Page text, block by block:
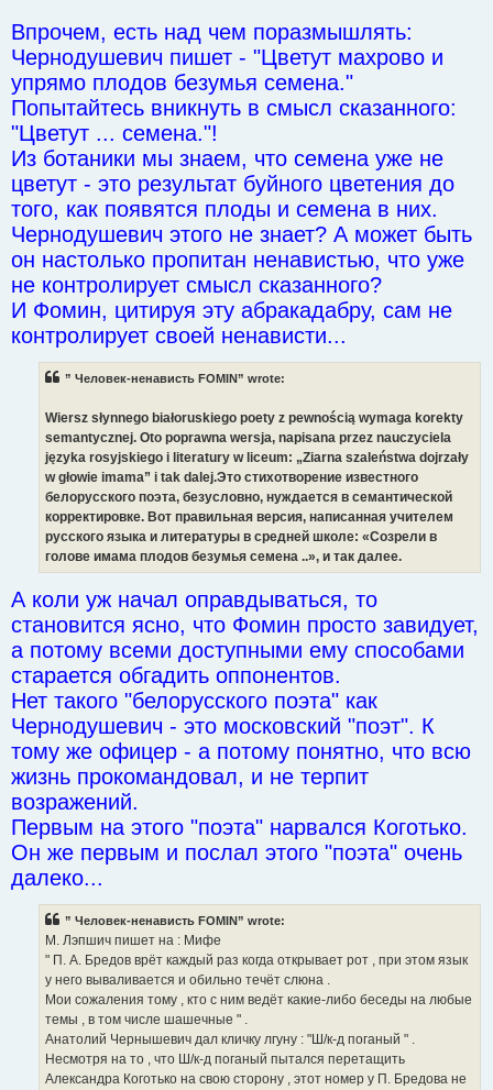
Впрочем, есть над чем поразмышлять:
Чернодушевич пишет - "Цветут махрово и
упрямо плодов безумья семена."
Попытайтесь вникнуть в смысл сказанного:
"Цветут ... семена."!
Из ботаники мы знаем, что семена уже не
цветут - это результат буйного цветения до
того, как появятся плоды и семена в них.
Чернодушевич этого не знает? А может быть
он настолько пропитан ненавистью, что уже
не контролирует смысл сказанного?
И Фомин, цитируя эту абракадабру, сам не
контролирует своей ненависти...
” Человек-ненависть FOMIN” wrote:
Wiersz słynnego białoruskiego poety z pewnością wymaga korekty
semantycznej. Oto poprawna wersja, napisana przez nauczyciela
języka rosyjskiego i literatury w liceum: „Ziarna szaleństwa dojrzały
w głowie imama” i tak dalej.Это стихотворение известного
белорусского поэта, безусловно, нуждается в семантической
корректировке. Вот правильная версия, написанная учителем
русского языка и литературы в средней школе: «Созрели в
голове имама плодов безумья семена ..», и так далее.
А коли уж начал оправдываться, то
становится ясно, что Фомин просто завидует,
а потому всеми доступными ему способами
старается обгадить оппонентов.
Нет такого "белорусского поэта" как
Чернодушевич - это московский "поэт". К
тому же офицер - а потому понятно, что всю
жизнь прокомандовал, и не терпит
возражений.
Первым на этого "поэта" нарвался Коготько.
Он же первым и послал этого "поэта" очень
далеко...
” Человек-ненависть FOMIN” wrote:
М. Лэпшич пишет на : Мифе
" П. А. Бредов врёт каждый раз когда открывает рот , при этом язык
у него вываливается и обильно течёт слюна .
Мои сожаления тому , кто с ним ведёт какие-либо беседы на любые
темы , в том числе шашечные " .
Анатолий Чернышевич дал кличку лгуну : "Ш/к-д поганый " .
Несмотря на то , что Ш/к-д поганый пытался перетащить
Александра Коготько на свою сторону , этот номер у П. Бредова не